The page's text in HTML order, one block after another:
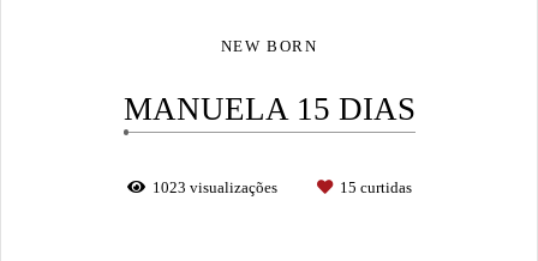
NEW BORN
MANUELA 15 DIAS
1023 visualizações 15 curtidas